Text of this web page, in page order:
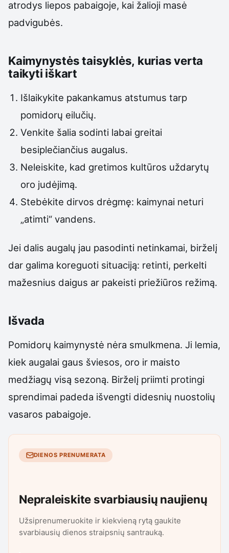
atrodys liepos pabaigoje, kai žalioji masė
padvigubės.
Kaimynystės taisyklės, kurias verta
taikyti iškart
Išlaikykite pakankamus atstumus tarp
pomidorų eilučių.
Venkite šalia sodinti labai greitai
besiplečiančius augalus.
Neleiskite, kad gretimos kultūros uždarytų
oro judėjimą.
Stebėkite dirvos drėgmę: kaimynai neturi
„atimti“ vandens.
Jei dalis augalų jau pasodinti netinkamai, birželį
dar galima koreguoti situaciją: retinti, perkelti
mažesnius daigus ar pakeisti priežiūros režimą.
Išvada
Pomidorų kaimynystė nėra smulkmena. Ji lemia,
kiek augalai gaus šviesos, oro ir maisto
medžiagų visą sezoną. Birželį priimti protingi
sprendimai padeda išvengti didesnių nuostolių
vasaros pabaigoje.
DIENOS PRENUMERATA
Nepraleiskite svarbiausių naujienų
Užsiprenumeruokite ir kiekvieną rytą gaukite
svarbiausių dienos straipsnių santrauką.